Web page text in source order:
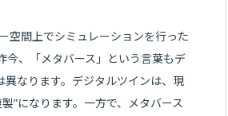
空間上でシミュレーションを行った
今、「メタバース」という言葉もデ
なります。デジタルツインは、現
”になります。一方で、メタバース